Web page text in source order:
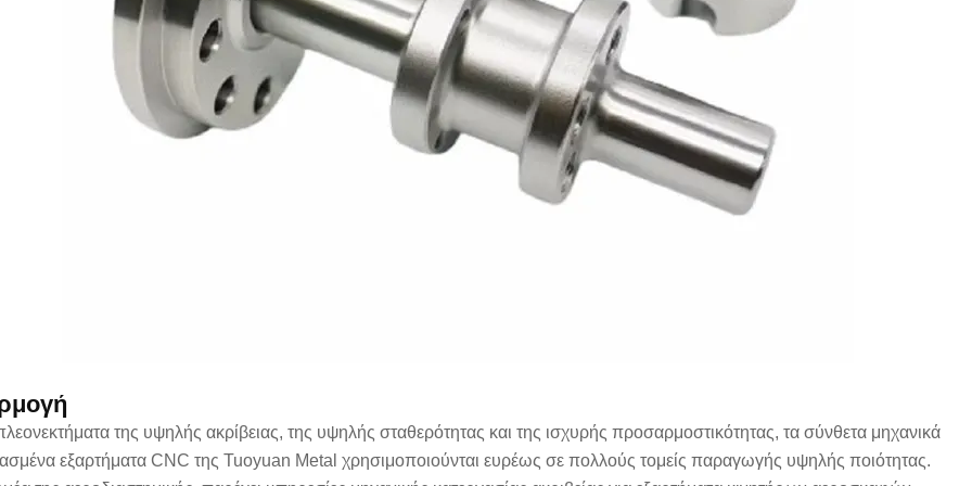
της υψηλής ακρίβειας, της υψηλής σταθερότητας και της ισχυρής προσαρμοστικότητας, τα σύνθετα μηχανικά
εξαρτήματα CNC της Tuoyuan Metal χρησιμοποιούνται ευρέως σε πολλούς τομείς παραγωγής υψηλής ποιότητας.